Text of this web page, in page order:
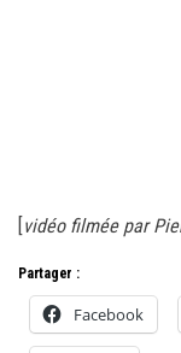
[vidéo filmée par
Partager :
Facebook